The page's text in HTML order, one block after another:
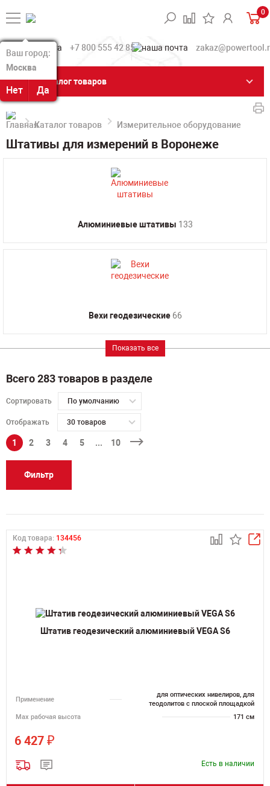
Ваш город:
Москва
Нет Да
Ваш город:
Москва
Нет Да
0
+7 800 555 42 85
Каталог товаров
Каталог товаров Измерительное оборудование
Штативы для измерений в Воронеже
Алюминиевые штативы 133
Вехи геодезические 66
Показать все
Всего 283 товаров в разделе
Сортировать По умолчанию
Отображать 30 товаров
1 2 3 4 5 ... 10
Фильтр
Код товара: 134456
Штатив геодезический алюминиевый VEGA S6
Применение
для оптических нивелиров, для
теодолитов с плоской площадкой
Мах рабочая высота
171 см
6 427 ₽
Есть в наличии